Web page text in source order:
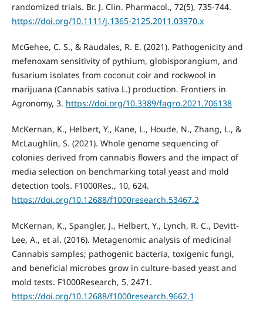
randomized trials. Br. J. Clin. Pharmacol., 72(5), 735-744.
https://doi.org/10.1111/j.1365-2125.2011.03970.x
McGehee, C. S., & Raudales, R. E. (2021). Pathogenicity and
mefenoxam sensitivity of pythium, globisporangium, and
fusarium isolates from coconut coir and rockwool in
marijuana (Cannabis sativa L.) production. Frontiers in
Agronomy, 3. https://doi.org/10.3389/fagro.2021.706138
McKernan, K., Helbert, Y., Kane, L., Houde, N., Zhang, L., &
McLaughlin, S. (2021). Whole genome sequencing of
colonies derived from cannabis flowers and the impact of
media selection on benchmarking total yeast and mold
detection tools. F1000Res., 10, 624.
https://doi.org/10.12688/f1000research.53467.2
McKernan, K., Spangler, J., Helbert, Y., Lynch, R. C., Devitt-
Lee, A., et al. (2016). Metagenomic analysis of medicinal
Cannabis samples; pathogenic bacteria, toxigenic fungi,
and beneficial microbes grow in culture-based yeast and
mold tests. F1000Research, 5, 2471.
https://doi.org/10.12688/f1000research.9662.1